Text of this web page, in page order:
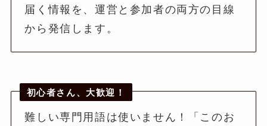
届く情報を、運営と参加者の両方の目線
から発信します。
初心者さん、大歓迎！
難しい専門用語は使いません！「このお